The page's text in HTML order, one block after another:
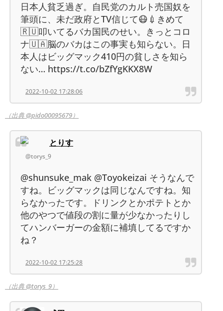
日本人貧乏過ぎ。自民党のカルト売国奴を
筆頭に、未だ政府とTV信じて😷💉きめて
🇷🇺叩いてるバカ国民のせい。きっとコロ
ナ🇺🇦脳のバカはこの事実も知らない。日
本人はビッグマック410円の貧しさを知ら
ない… https://t.co/bZfYgKKX8W
2022-10-02 17:28:06
（出典 @pido00095679）
とりす
@torys_9
@shunsuke_mak @Toyokeizai そうなんで
すね。ビッグマックは同じなんですね。知
らなかったです。ドリンクとかポテトとか
他のやつで値段の割に量が少なかったりし
てハンバーガーの金額に補填してるですか
ね？
2022-10-02 17:25:28
（出典 @torys_9）